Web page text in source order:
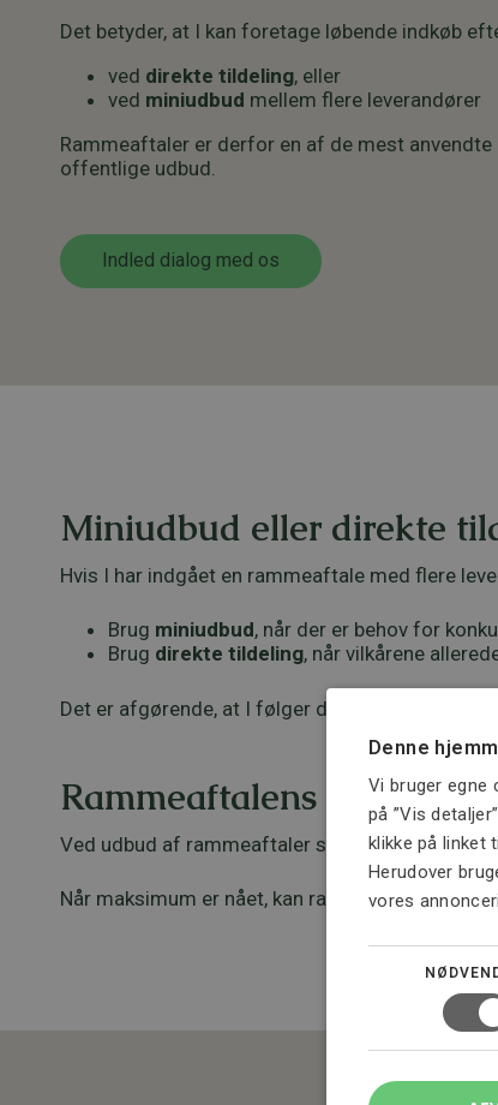
Det betyder, at I kan foretage løbende indkøb
ved direkte tildeling, eller
ved miniudbud mellem flere leverandører
Rammeaftaler er derfor en af de mest
offentlige udbud.
Indled dialog med os
Miniudbud eller direkte
Hvis I har indgået en rammeaftale med flere
Brug miniudbud, når der er behov for
Brug direkte tildeling, når vilkårene
Det er afgørende, at I følger den
Rammeaftalens værdi og
Ved udbud af rammeaftaler skal I fastsætte en
Når maksimum er nået, kan rammeaftalen ikke
Denne
Vi bruger egne
på ”Vis
klikke på linket
Herudover
vores